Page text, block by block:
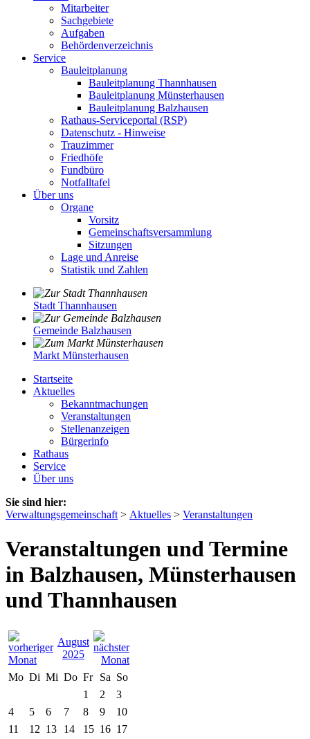
Mitarbeiter
Sachgebiete
Aufgaben
Behördenverzeichnis
Service
Bauleitplanung
Bauleitplanung Thannhausen
Bauleitplanung Münsterhausen
Bauleitplanung Balzhausen
Rathaus-Serviceportal (RSP)
Datenschutz - Hinweise
Trauzimmer
Friedhöfe
Fundbüro
Notfalltafel
Über uns
Organe
Vorsitz
Gemeinschaftsversammlung
Sitzungen
Lage und Anreise
Statistik und Zahlen
Stadt Thannhausen
Gemeinde Balzhausen
Markt Münsterhausen
Startseite
Aktuelles
Bekanntmachungen
Veranstaltungen
Stellenanzeigen
Bürgerinfo
Rathaus
Service
Über uns
Sie sind hier:
Verwaltungsgemeinschaft > Aktuelles > Veranstaltungen
Veranstaltungen und Termine
in Balzhausen, Münsterhausen
und Thannhausen
August
2025
Mo Di Mi Do Fr Sa So
1
2
3
4
5 6 7 8 9
10
11
12 13 14 15 16 17